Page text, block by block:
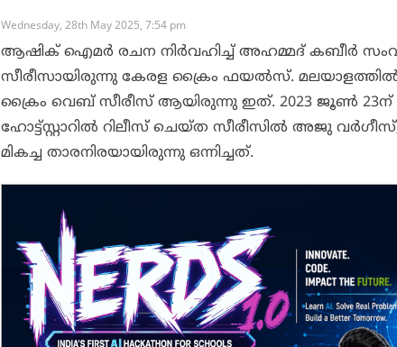
Wednesday, 28th May 2025, 7:54 pm
ആഷിക് ഐമര്‍ രചന നിര്‍വഹിച്ച് അഹമ്മദ് കബീര്‍
സീരീസായിരുന്നു കേരള ക്രൈം ഫയല്‍സ്.
ക്രൈം വെബ് സീരീസ് ആയിരുന്നു ഇത്. 2023 ജൂണ്‍ 23ന്
ഹോട്ട്സ്റ്റാറില്‍ റിലീസ് ചെയ്ത സീരീസില്‍ അജു
മികച്ച താരനിരയായിരുന്നു ഒന്നിച്ചത്.